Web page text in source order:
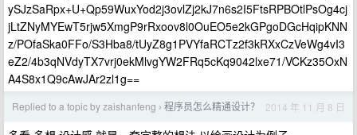
ySJzSaRpx+U+Qp59WuxYod2j3ovlZj2kJ7n6s2I5FtsRPBOtlPsOg4cj
jLtZNyMYEwT5rjw5XmgP9rRxoov8l0OuEO5e2kGPgoDGcHqipKNN
z/POfaSka0FFo/S3Hba8/tUyZ8g1PVYfaRCTz2f3kRXxCzVeWg4vI3
eZ2/4b3qNVdyTX7vrj0ekMlvgYW2FRq5cKq9042lxe71/VCKz35OxN
A4S8x1Q9cAwJAr2zl1g==
Replied to a topic by zaishanfeng › 程序员怎么精通设计？ 2014 年 11 月 8 日